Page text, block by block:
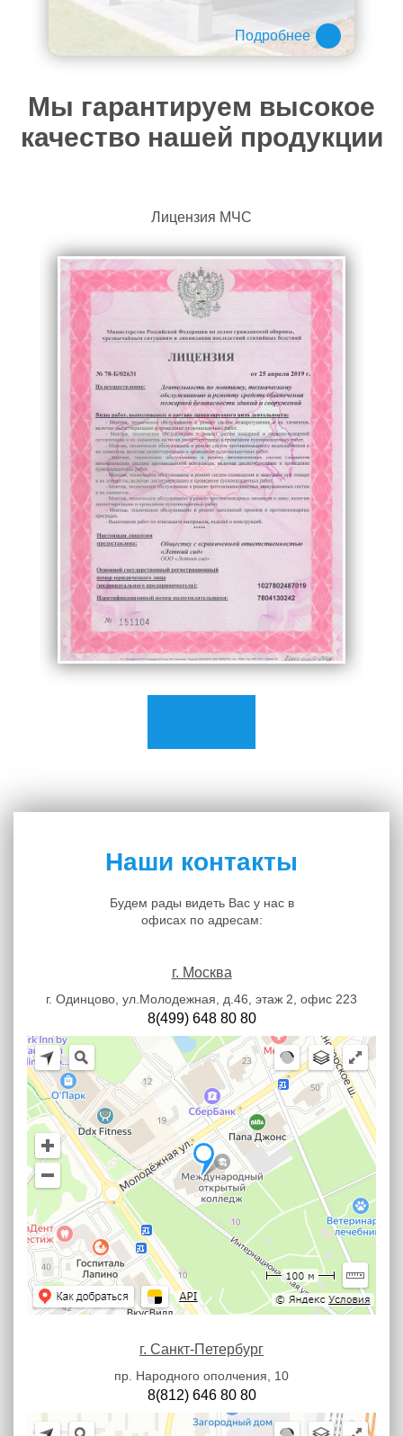
Подробнее
Мы гарантируем высокое
качество нашей продукции
Лицензия МЧС
Наши контакты
Будем рады видеть Вас у нас в
офисах по адресам:
г. Москва
г. Одинцово, ул.Молодежная, д.46, этаж 2, офис 223
8(499) 648 80 80
г. Санкт-Петербург
пр. Народного ополчения, 10
8(812) 646 80 80